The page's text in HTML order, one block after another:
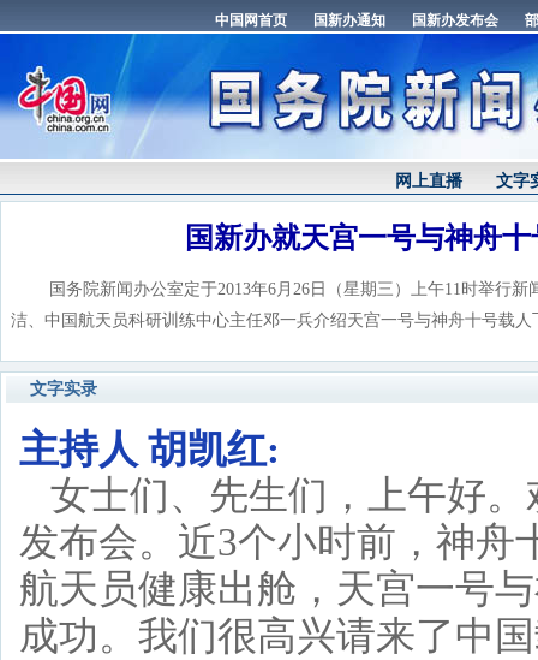
网上直播 文字
国新办就天宫一号与神舟
国务院新闻办公室定于2013年6月26日（星期三）上午11时举行新
洁、中国航天员科研训练中心主任邓一兵介绍天宫一号与神舟十号载
文字实录
主持人 胡凯红:
女士们、先生们，上午好
发布会。近3个小时前，神舟
航天员健康出舱，天宫一号
成功。我们很高兴请来了中